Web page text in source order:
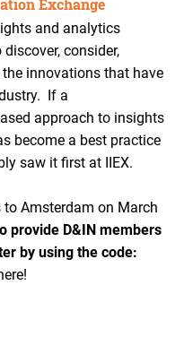
Exchange
and analytics
consider,
innovations that have
If a
approach to insights
become a best practice
saw it first at IIEX.
to Amsterdam on March
provide D&IN members
by using the code: